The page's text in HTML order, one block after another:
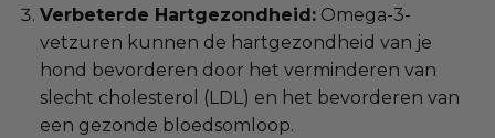
Verbeterde Hartgezondheid:Omega-3-
vetzuren kunnen de hartgezondheid van je
hond bevorderen door het verminderen van
slecht cholesterol (LDL) en het bevorderen van
een gezonde bloedsomloop.